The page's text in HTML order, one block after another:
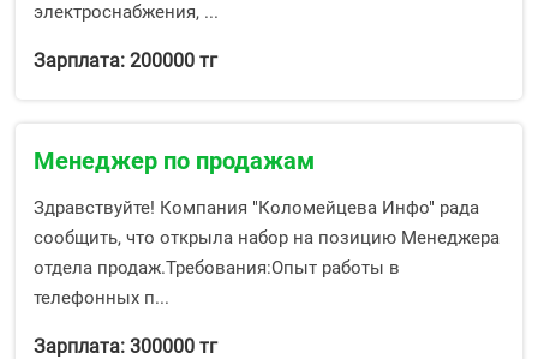
электроснабжения, ...
Зарплата: 200000 тг
Менеджер по продажам
Здравствуйте! Компания "Коломейцева Инфо" рада
сообщить, что открыла набор на позицию Менеджера
отдела продаж.Требования:Опыт работы в
телефонных п...
Зарплата: 300000 тг